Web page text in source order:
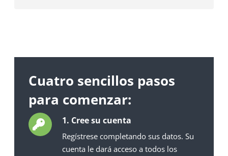
Cuatro sencillos pasos
para comenzar:
1. Cree su cuenta
Regístrese completando sus datos. Su
cuenta le dará acceso a todos los